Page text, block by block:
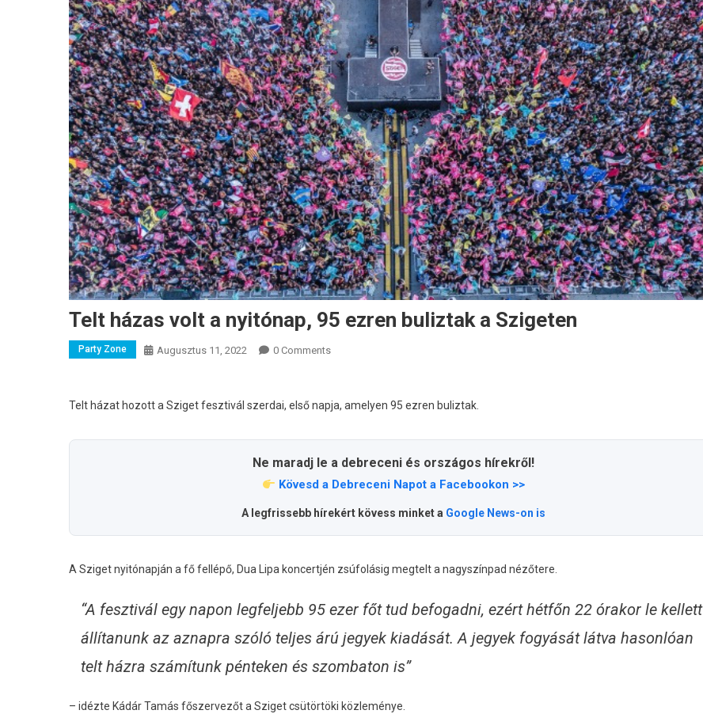
Telt házas volt a nyitónap, 95 ezren buliztak a Szigeten
Party Zone Augusztus 11, 2022 0 Comments
Telt házat hozott a Sziget fesztivál szerdai, első napja, amelyen 95 ezren buliztak.
Ne maradj le a debreceni és országos hírekről!
Kövesd a Debreceni Napot a Facebookon >>
A legfrissebb hírekért kövess minket a Google News-on is
A Sziget nyitónapján a fő fellépő, Dua Lipa koncertjén zsúfolásig megtelt a nagyszínpad nézőtere.
“A fesztivál egy napon legfeljebb 95 ezer főt tud befogadni, ezért hétfőn 22 órakor le kellett
állítanunk az aznapra szóló teljes árú jegyek kiadását. A jegyek fogyását látva hasonlóan
telt házra számítunk pénteken és szombaton is”
– idézte Kádár Tamás főszervezőt a Sziget csütörtöki közleménye.